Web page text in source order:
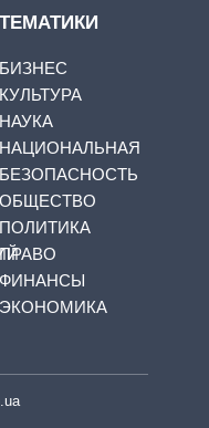
ТЕМАТИКИ
БИЗНЕС
КУЛЬТУРА
НАУКА
НАЦИОНАЛЬНАЯ
БЕЗОПАСНОСТЬ
ОБЩЕСТВО
ПОЛИТИКА
ФИНАНСЫ
ЭКОНОМИКА